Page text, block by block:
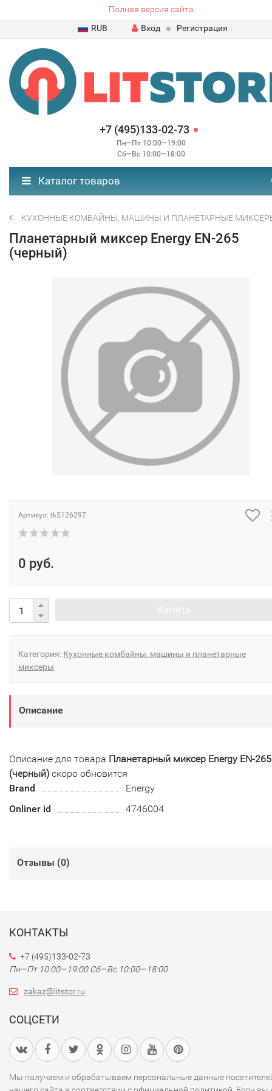
Полная версия сайта
RUB
Вход Регистрация
+7 (495)133-02-73
Пн—Пт 10:00—19:00
Сб—Вс 10:00—18:00
Каталог товаров
КУХОННЫЕ КОМБАЙНЫ, МАШИНЫ И ПЛАНЕТАРНЫЕ
Планетарный миксер Energy EN-265
(черный)
Артикул: tk5126297
0 руб.
Категория: Кухонные комбайны, машины и планетарные
миксеры
Описание
Описание для товара Планетарный миксер Energy EN-265
(черный) скоро обновится
Brand
Energy
Onliner id
4746004
Отзывы (0)
КОНТАКТЫ
+7 (495)133-02-73
Пн—Пт 10:00—19:00 Сб—Вс 10:00—18:00
zakaz@litstor.ru
СОЦСЕТИ
Мы получаем и обрабатываем персональные данные